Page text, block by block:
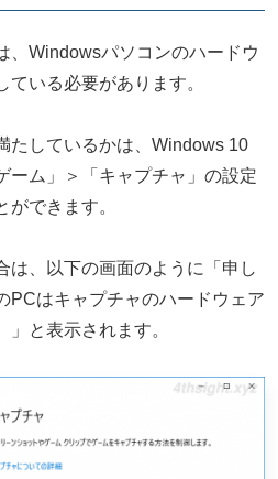
、Windowsパソコンのハードウ
ている必要があります。
たしているかは、Windows 10
ーム」＞「キャプチャ」の設定
できます。
は、以下の画面のように「申し
PCはキャプチャのハードウェア
と表示されます。